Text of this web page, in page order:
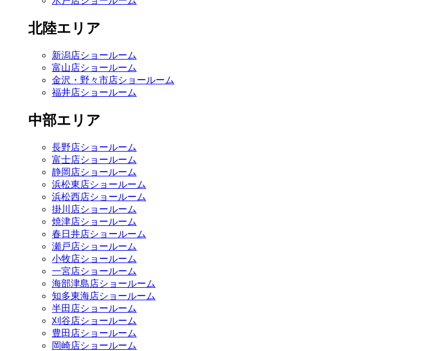
北陸エリア
新潟店ショールーム
富山店ショールーム
金沢・野々市店ショールーム
福井店ショールーム
中部エリア
長野店ショールーム
富士店ショールーム
静岡店ショールーム
浜松東店ショールーム
浜松西店ショールーム
掛川店ショールーム
焼津店ショールーム
春日井店ショールーム
瀬戸店ショールーム
小牧店ショールーム
一宮店ショールーム
海部津島店ショールーム
知多東海店ショールーム
半田店ショールーム
刈谷店ショールーム
豊田店ショールーム
岡崎店ショールーム